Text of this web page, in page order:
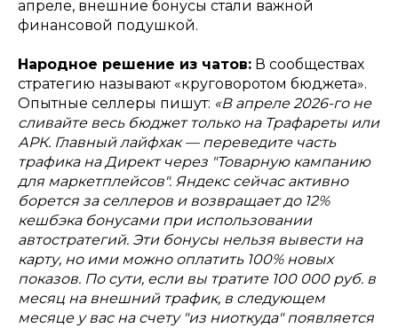
апреле, внешние бонусы стали важной
финансовой подушкой.
Народное решение из чатов: В сообществах
стратегию называют «круговоротом бюджета».
Опытные селлеры пишут: «В апреле 2026-го не
сливайте весь бюджет только на Трафареты или
АРК. Главный лайфхак — переведите часть
трафика на Директ через "Товарную кампанию
для маркетплейсов". Яндекс сейчас активно
борется за селлеров и возвращает до 12%
кешбэка бонусами при использовании
автостратегий. Эти бонусы нельзя вывести на
карту, но ими можно оплатить 100% новых
показов. По сути, если вы тратите 100 000 руб. в
месяц на внешний трафик, в следующем
месяце у вас на счету "из ниоткуда" появляется